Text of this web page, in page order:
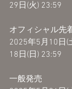
29日(火) 23:59
オフィシャル先
2025年5月10日(
18日(日) 23:59
一般発売